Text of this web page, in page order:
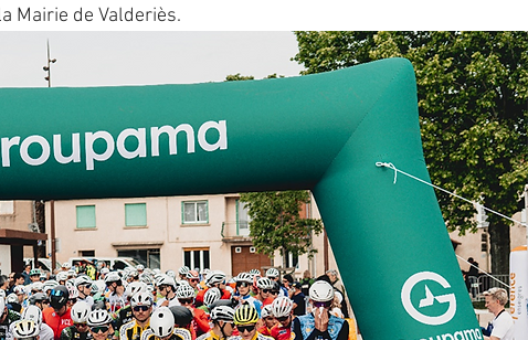
Mairie de Valderiès.